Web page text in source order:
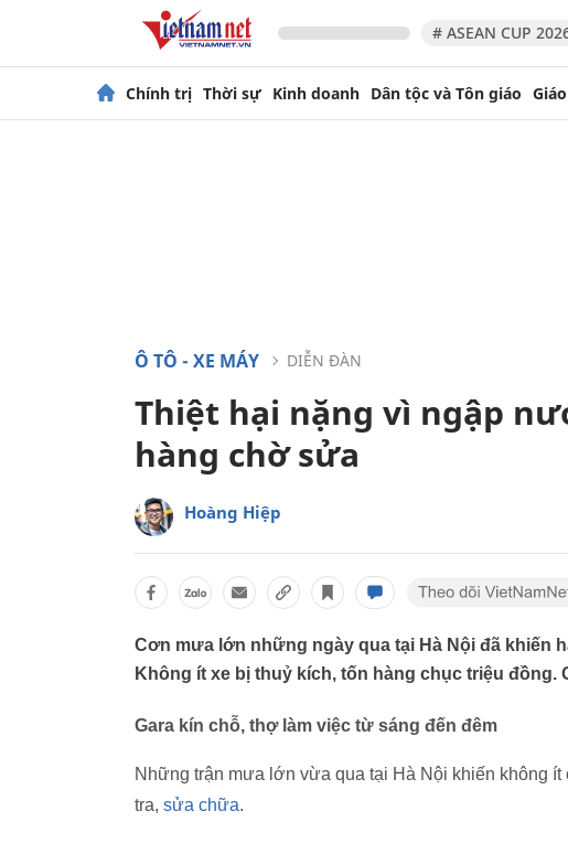
# ASEAN CUP
Chính trị Thời sự Kinh doanh Dân tộc và Tôn giáo
Ô TÔ - XE MÁY DIỄN ĐÀN
Thiệt hại nặng vì ngập
hàng chờ sửa
Hoàng Hiệp
Cơn mưa lớn những ngày qua tại Hà Nội đã khiến
Không ít xe bị thuỷ kích, tốn hàng chục triệu đồng.
Gara kín chỗ, thợ làm việc từ sáng đến đêm
Những trận mưa lớn vừa qua tại Hà Nội khiến không
tra, sửa chữa.